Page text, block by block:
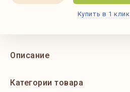
Купить в 1 клик
Описание
Категории товара